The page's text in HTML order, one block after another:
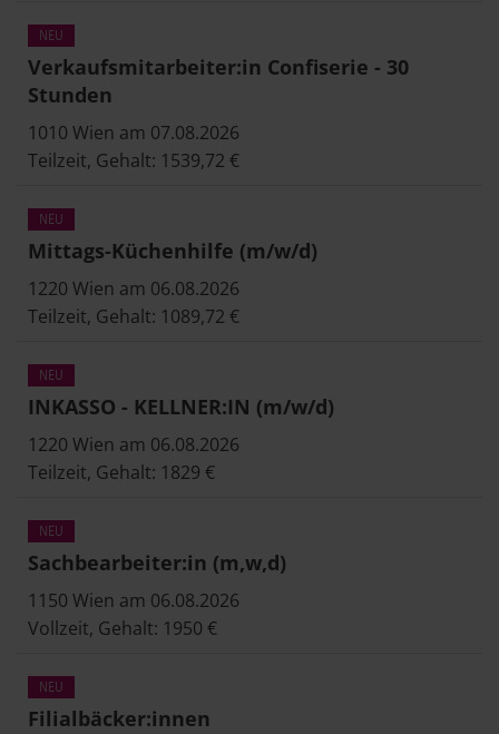
Verkaufsmitarbeiter:in Confiserie - 30
Stunden
1010 Wien am 07.08.2026
Teilzeit, Gehalt: 1539,72 €
Mittags-Küchenhilfe (m/w/d)
1220 Wien am 06.08.2026
Teilzeit, Gehalt: 1089,72 €
INKASSO - KELLNER:IN (m/w/d)
1220 Wien am 06.08.2026
Teilzeit, Gehalt: 1829 €
Sachbearbeiter:in (m,w,d)
1150 Wien am 06.08.2026
Vollzeit, Gehalt: 1950 €
Filialbäcker:innen